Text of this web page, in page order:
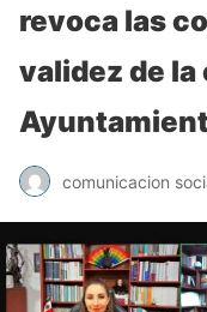
revoca las
validez de
comunicacion